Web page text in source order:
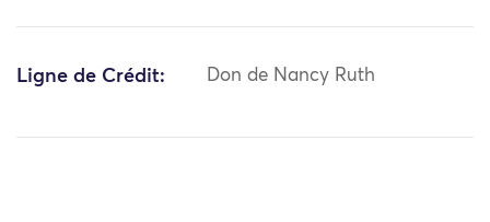
Ligne de Crédit: Don de Nancy Ruth